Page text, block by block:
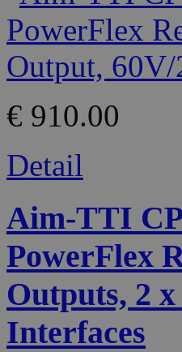
€ 910.00
Detail
Aim-TTI
PowerFlex
Outputs, 2
Interfaces